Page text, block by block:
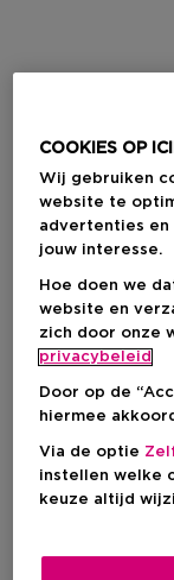
COOKIES OP
Wij gebruiken
website te
advertenties en
jouw interesse.
Hoe doen we
website en
zich door onze
privacybeleid
Door op de
hiermee
Via de optie
instellen welke
keuze altijd